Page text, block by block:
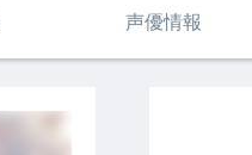
声優情報